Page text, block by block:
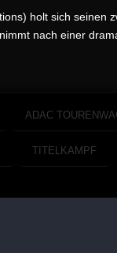
holt sich seinen
nach einer
ADAC
TITELKAMPF